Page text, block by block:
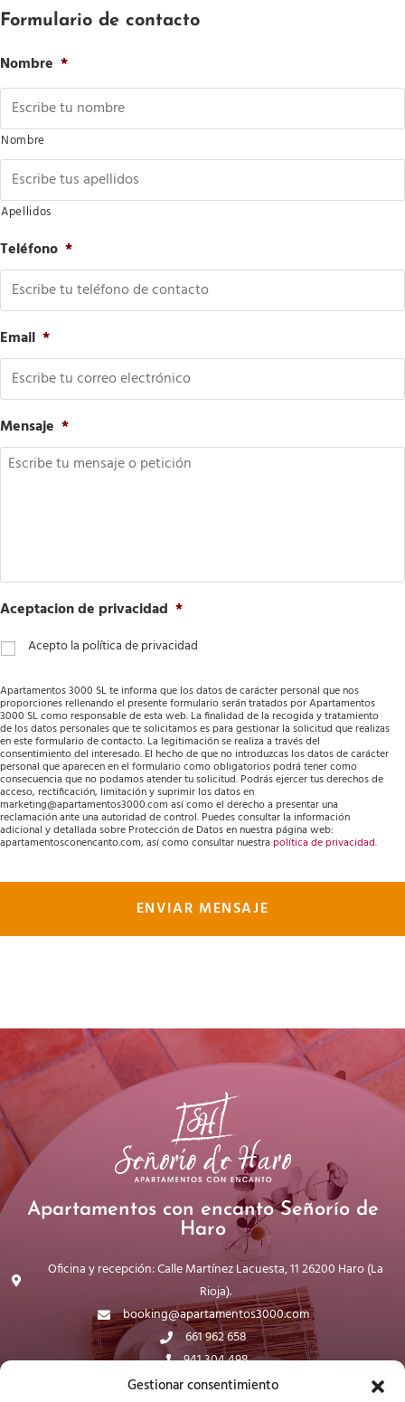
Gestionar consentimiento
Formulario de contacto
Nombre *
Nombre
Apellidos
Teléfono *
Email *
Mensaje *
Aceptacion de privacidad *
Acepto la política de privacidad
Apartamentos 3000 SL te informa que los datos de carácter personal que nos
proporciones rellenando el presente formulario serán tratados por Apartamentos
3000 SL como responsable de esta web. La finalidad de la recogida y tratamiento
de los datos personales que te solicitamos es para gestionar la solicitud que realizas
en este formulario de contacto. La legitimación se realiza a través del
consentimiento del interesado. El hecho de que no introduzcas los datos de carácter
personal que aparecen en el formulario como obligatorios podrá tener como
consecuencia que no podamos atender tu solicitud. Podrás ejercer tus derechos de
acceso, rectificación, limitación y suprimir los datos en
marketing@apartamentos3000.com así como el derecho a presentar una
reclamación ante una autoridad de control. Puedes consultar la información
adicional y detallada sobre Protección de Datos en nuestra página web:
apartamentosconencanto.com, así como consultar nuestra política de privacidad.
Apartamentos con encanto Señorío de
Haro
Oficina y recepción: Calle Martínez Lacuesta, 11 26200 Haro (La
Rioja).
booking@apartamentos3000.com
661 962 658
941 304 498
WhatsApp